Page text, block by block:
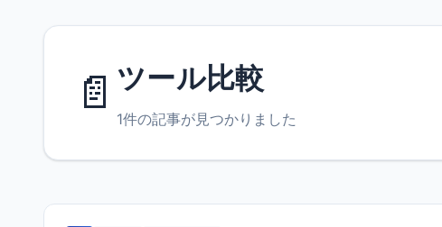
📄 ツール比較
1件の記事が見つかりました